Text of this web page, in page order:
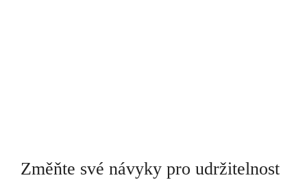
Změňte své návyky pro udržitelnost